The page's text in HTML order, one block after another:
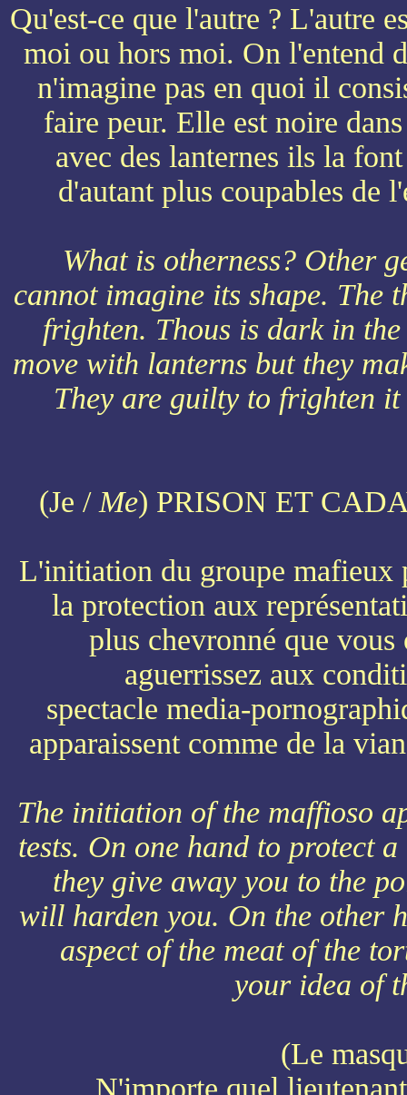
Qu'est-ce que l'autre ? L'autre
moi ou hors moi. On l'entend
n'imagine pas en quoi il
faire peur. Elle est noire
avec des lanternes ils la
d'autant plus coupables de
What is otherness? Other
cannot imagine its shape. The
frighten. Thous is dark in
move with lanterns but they
They are guilty to frighten
(Je / Me) PRISON ET
L'initiation du groupe mafieux
la protection aux
plus chevronné que
aguerrissez aux
spectacle media-
apparaissent comme de la
The initiation of the maffioso
tests. On one hand to protect
they give away you to the
will harden you. On the other
aspect of the meat of the
your idea of
(Le
N'importe quel